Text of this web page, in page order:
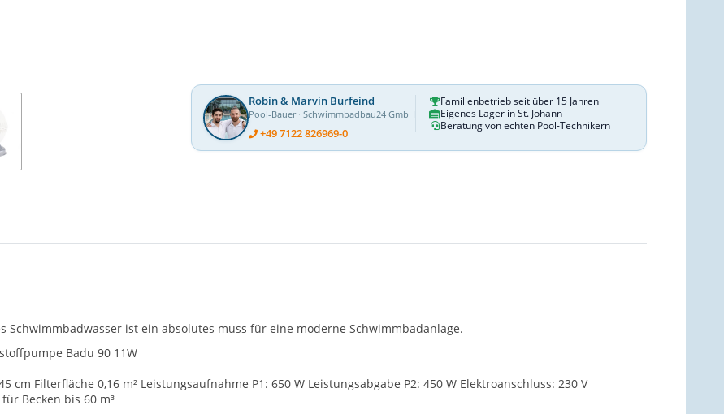
Robin & Marvin Burfeind
Pool-Bauer · Schwimmbadbau24 GmbH
+49 7122 826969-0
Familienbetrieb seit über 15 Jahren
Eigenes Lager in St. Johann
Beratung von echten Pool-Technikern
ist ein absolutes muss für eine moderne Schwimmbadanlage.
Badu 90 11W
cm Filterfläche 0,16 m² Leistungsaufnahme P1: 650 W Leistungsabgabe P2: 450 W Elektroanschluss: 230 V
Becken bis 60 m³